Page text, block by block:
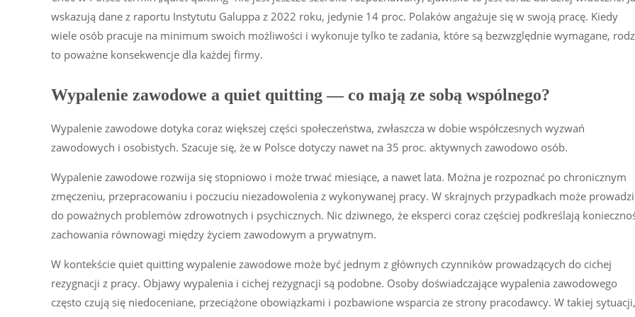
wskazują dane z raportu Instytutu Galuppa z 2022 roku, jedynie 14 proc. Polaków angażuje się w swoją pracę. Kiedy
wiele osób pracuje na minimum swoich możliwości i wykonuje tylko te zadania, które są bezwzględnie wymagane,
to poważne konsekwencje dla każdej firmy.
Wypalenie zawodowe a quiet quitting — co mają ze sobą wspólnego?
Wypalenie zawodowe dotyka coraz większej części społeczeństwa, zwłaszcza w dobie współczesnych wyzwań
zawodowych i osobistych. Szacuje się, że w Polsce dotyczy nawet na 35 proc. aktywnych zawodowo osób.
Wypalenie zawodowe rozwija się stopniowo i może trwać miesiące, a nawet lata. Można je rozpoznać po chronicznym
zmęczeniu, przepracowaniu i poczuciu niezadowolenia z wykonywanej pracy. W skrajnych przypadkach może
do poważnych problemów zdrowotnych i psychicznych. Nic dziwnego, że eksperci coraz częściej podkreślają
zachowania równowagi między życiem zawodowym a prywatnym.
W kontekście quiet quitting wypalenie zawodowe może być jednym z głównych czynników prowadzących do cichej
rezygnacji z pracy. Objawy wypalenia i cichej rezygnacji są podobne. Osoby doświadczające wypalenia zawodowego
często czują się niedoceniane, przeciążone obowiązkami i pozbawione wsparcia ze strony pracodawcy. W takiej sytuacji,